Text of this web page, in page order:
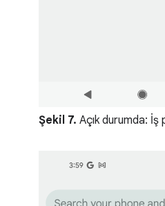
Şekil 7. Açık durumda: